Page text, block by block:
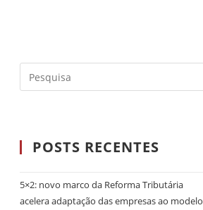
POSTS RECENTES
5×2: novo marco da Reforma Tributária
acelera adaptação das empresas ao modelo